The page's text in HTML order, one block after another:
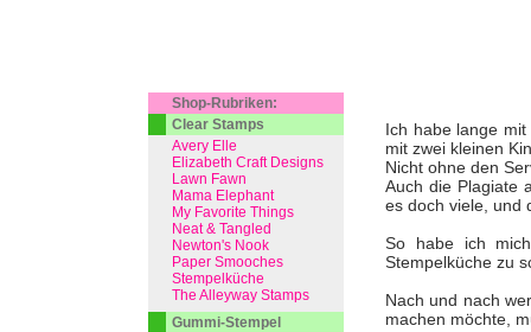
Ich habe lange
mit zwei kleinen
Nicht ohne den
Auch die Plagiate
es doch viele, und
So habe ich
Stempelküche zu
Nach und nach
machen möchte,
Shop-Rubriken:
Clear Stamps
Avery Elle
Elizabeth Craft Designs
Lawn Fawn
Mama Elephant
My Favorite Things
Neat & Tangled
Newton's Nook
Paper Smooches
Stempelküche
The Alleyway Stamps
Gummi-Stempel